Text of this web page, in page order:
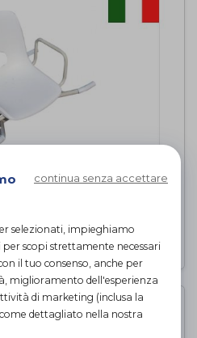
vasca Plus
IN NEGOZIO
continua senza accettare
selezionati, impieghiamo
scopi strettamente necessari
il tuo consenso, anche per
miglioramento dell'esperienza
di marketing (inclusa la
dettagliato nella nostra